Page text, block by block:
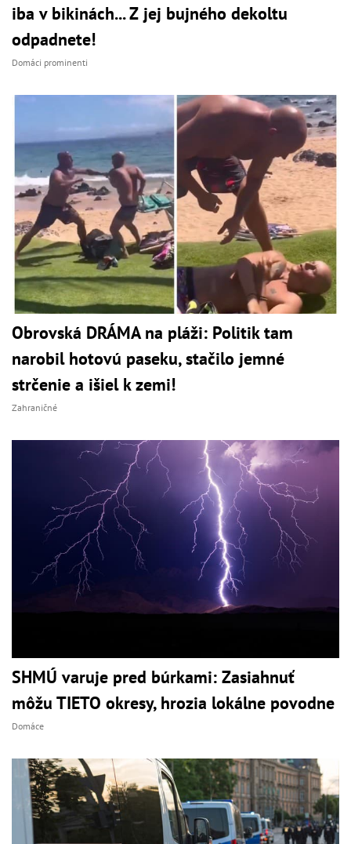
iba v bikinách... Z jej bujného dekoltu
odpadnete!
Domáci prominenti
Obrovská DRÁMA na pláži: Politik tam
narobil hotovú paseku, stačilo jemné
strčenie a išiel k zemi!
Zahraničné
SHMÚ varuje pred búrkami: Zasiahnuť
môžu TIETO okresy, hrozia lokálne povodne
Domáce